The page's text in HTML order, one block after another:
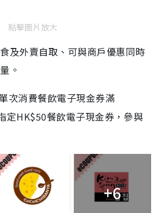
點擊圖片放大
及外賣自取 、 可與商戶優惠同時
。
次消費餐飲電子現金券滿
定HK$50餐飲電子現金券，參與
+6